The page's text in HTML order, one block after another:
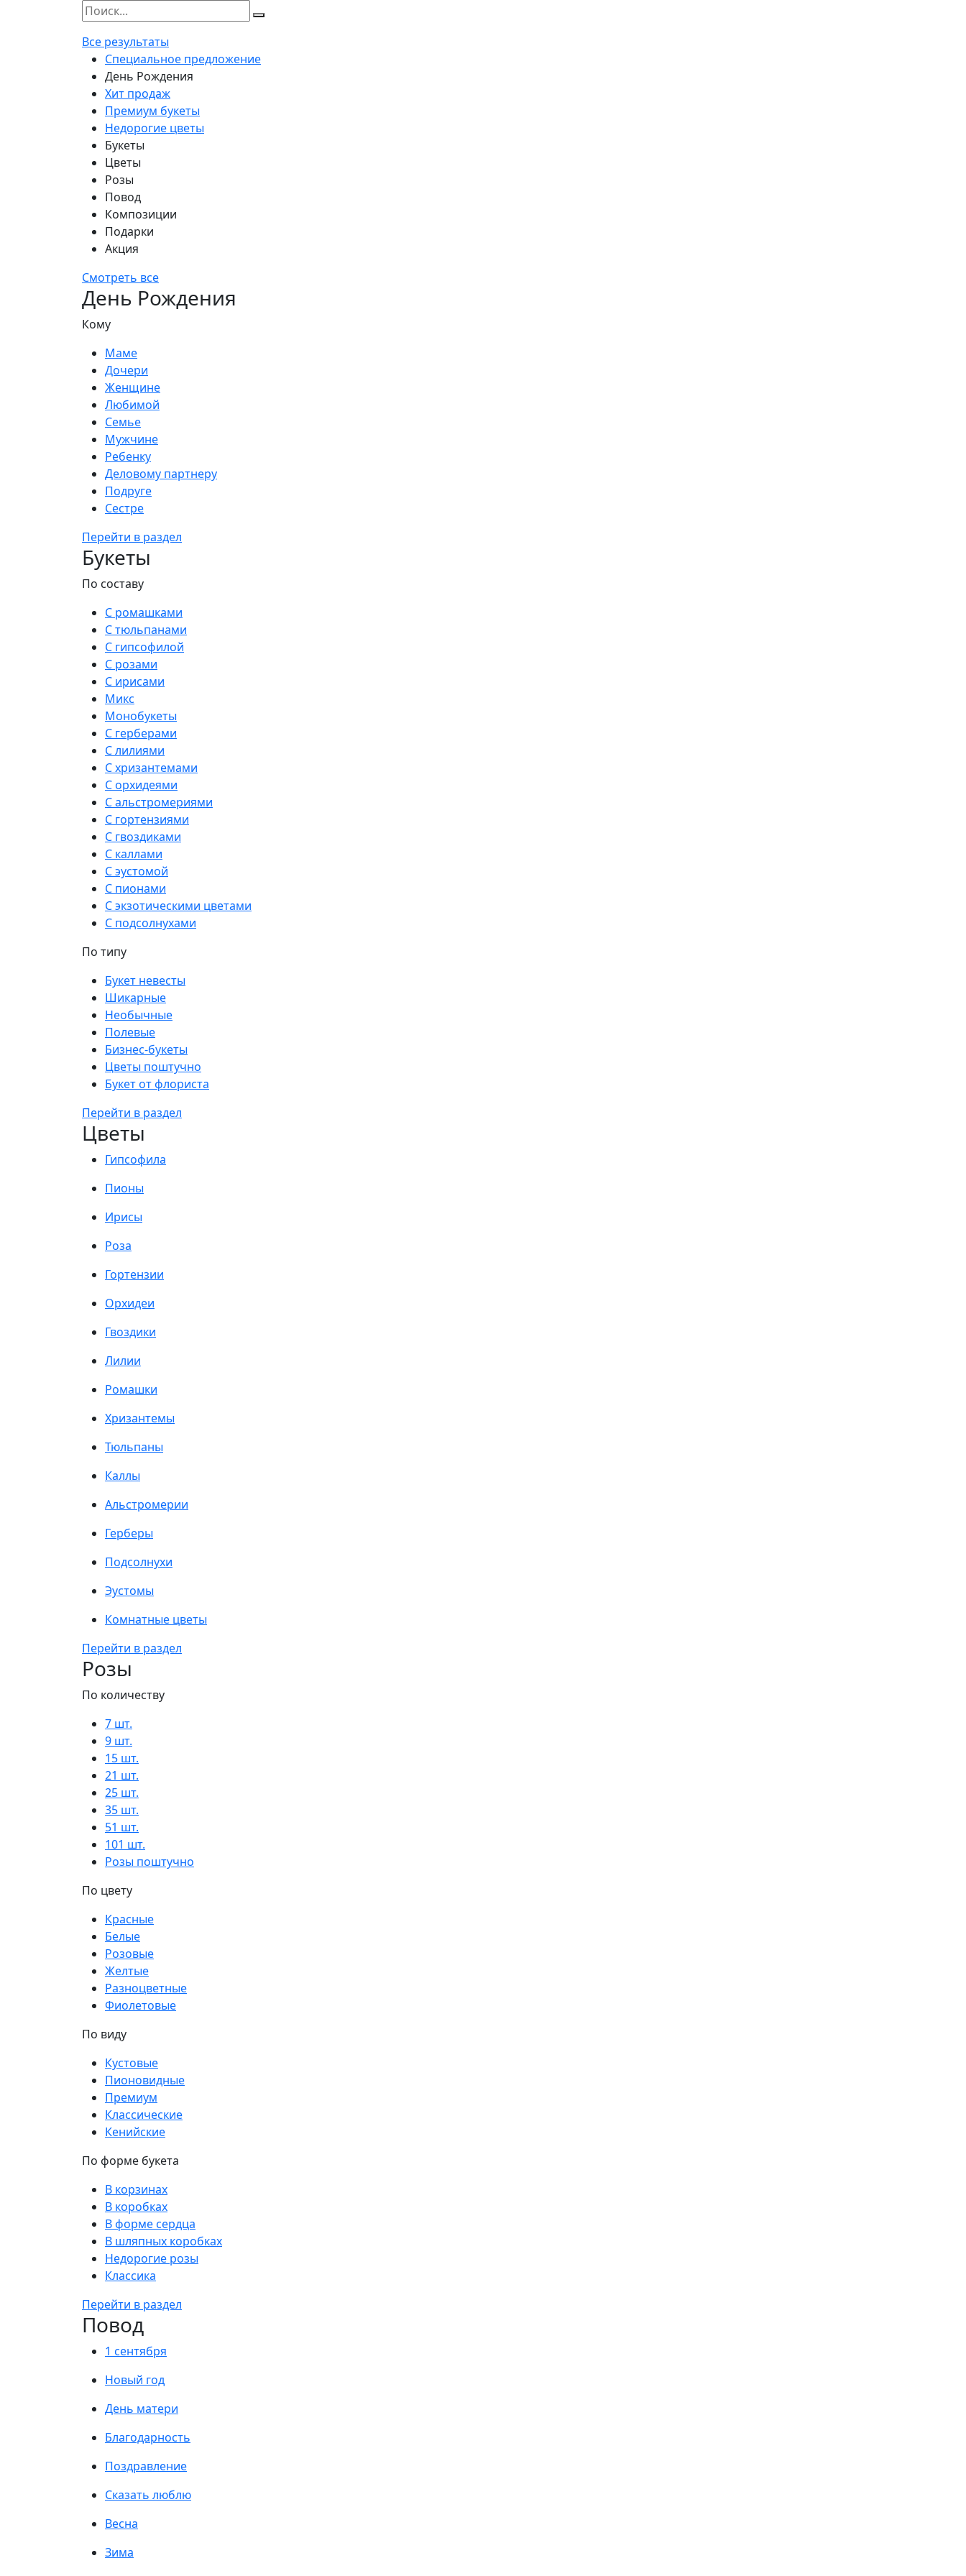
Все результаты
Специальное предложение
День Рождения
Хит продаж
Премиум букеты
Недорогие цветы
Букеты
Цветы
Розы
Повод
Композиции
Подарки
Акция
Смотреть все
День Рождения
Кому
Маме
Дочери
Женщине
Любимой
Семье
Мужчине
Ребенку
Деловому партнеру
Подруге
Сестре
Перейти в раздел
Букеты
По составу
С ромашками
С тюльпанами
С гипсофилой
С розами
С ирисами
Микс
Монобукеты
С герберами
С лилиями
С хризантемами
С орхидеями
С альстромериями
С гортензиями
С гвоздиками
С каллами
С эустомой
С пионами
С экзотическими цветами
С подсолнухами
По типу
Букет невесты
Шикарные
Необычные
Полевые
Бизнес-букеты
Цветы поштучно
Букет от флориста
Перейти в раздел
Цветы
Гипсофила
Пионы
Ирисы
Роза
Гортензии
Орхидеи
Гвоздики
Лилии
Ромашки
Хризантемы
Тюльпаны
Каллы
Альстромерии
Герберы
Подсолнухи
Эустомы
Комнатные цветы
Перейти в раздел
Розы
По количеству
7 шт.
9 шт.
15 шт.
21 шт.
25 шт.
35 шт.
51 шт.
101 шт.
Розы поштучно
По цвету
Красные
Белые
Розовые
Желтые
Разноцветные
Фиолетовые
По виду
Кустовые
Пионовидные
Премиум
Классические
Кенийские
По форме букета
В корзинах
В коробках
В форме сердца
В шляпных коробках
Недорогие розы
Классика
Перейти в раздел
Повод
1 сентября
Новый год
День матери
Благодарность
Поздравление
Сказать люблю
Весна
Зима